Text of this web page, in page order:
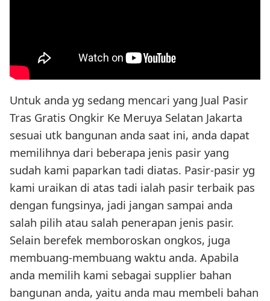
Untuk anda yg sedang mencari yang Jual Pasir
Tras Gratis Ongkir Ke Meruya Selatan Jakarta
sesuai utk bangunan anda saat ini, anda dapat
memilihnya dari beberapa jenis pasir yang
sudah kami paparkan tadi diatas. Pasir-pasir yg
kami uraikan di atas tadi ialah pasir terbaik pas
dengan fungsinya, jadi jangan sampai anda
salah pilih atau salah penerapan jenis pasir.
Selain berefek memboroskan ongkos, juga
membuang-membuang waktu anda. Apabila
anda memilih kami sebagai supplier bahan
bangunan anda, yaitu anda mau membeli bahan